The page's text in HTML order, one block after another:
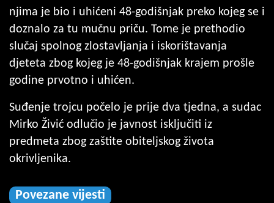
njima je bio i uhićeni 48-godišnjak preko kojeg se i
doznalo za tu mučnu priču. Tome je prethodio
slučaj spolnog zlostavljanja i iskorištavanja
djeteta zbog kojeg je 48-godišnjak krajem prošle
godine prvotno i uhićen.
Suđenje trojcu počelo je prije dva tjedna, a sudac
Mirko Živić odlučio je javnost isključiti iz
predmeta zbog zaštite obiteljskog života
okrivljenika.
Povezane vijesti